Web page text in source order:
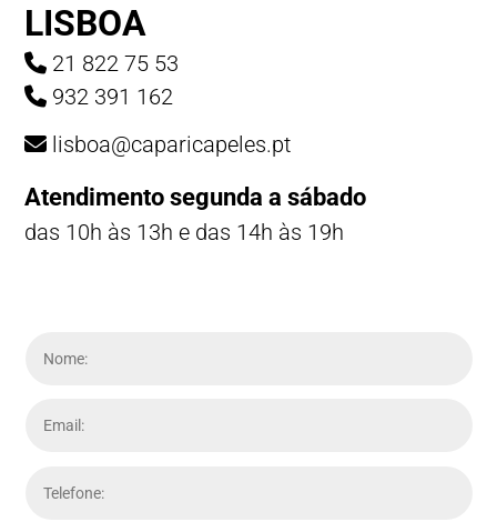
LISBOA
21 822 75 53
932 391 162
lisboa@caparicapeles.pt
Atendimento segunda a sábado
das 10h às 13h e das 14h às 19h